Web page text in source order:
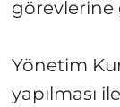
görevlerine
Yönetim
yapılması